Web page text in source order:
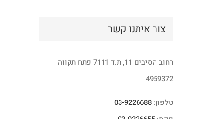
צור איתנו קשר
רחוב הסיבים 11, ת.ד 7111 פתח תקווה
4959372
טלפון: 03-9226688